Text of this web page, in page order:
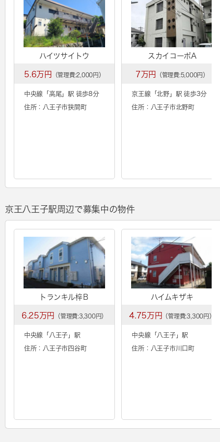
ハイツサイトウ
5.6万円 （管理費:2,000円）
中央線「 高尾 」駅 徒歩8分
住所：八王子市狭間町
スカイコーポA
7万円 （管理費:5,000円）
京王線「 北野」駅 徒歩3分
住所：八王子市北野町
京王八王子駅周辺で募集中の物件
トランキル梓Ｂ
6.25万円 （管理費:3,300円）
中央線「 八王子 」駅
住所：八王子市四谷町
ハイムキザキ
4.75万円 （管理費:3,300円）
中央線「 八王子」駅
住所：八王子市川口町